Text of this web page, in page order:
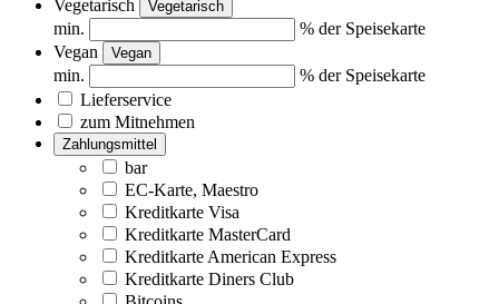
Vegetarisch
Vegetarisch
min.
% der Speisekarte
Vegan
Vegan
min.
% der Speisekarte
Lieferservice
zum Mitnehmen
Zahlungsmittel
bar
EC-Karte, Maestro
Kreditkarte Visa
Kreditkarte MasterCard
Kreditkarte American Express
Kreditkarte Diners Club